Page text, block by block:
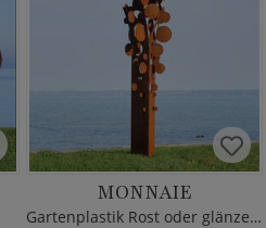
MONNAIE
Gartenplastik Rost oder glänzend